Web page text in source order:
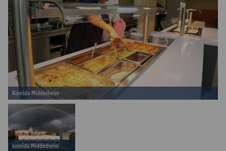
Komida Middelheim
komida Middelheim